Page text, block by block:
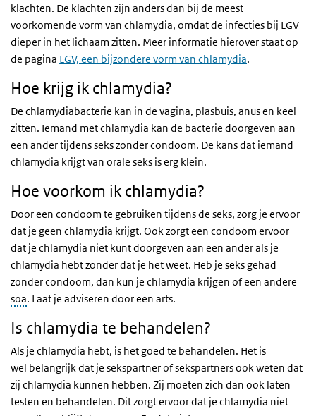
klachten. De klachten zijn anders dan bij de meest
voorkomende vorm van chlamydia, omdat de infecties bij LGV
dieper in het lichaam zitten. Meer informatie hierover staat op
de pagina LGV, een bijzondere vorm van chlamydia.
Hoe krijg ik chlamydia?
De chlamydiabacterie kan in de vagina, plasbuis, anus en keel
zitten. Iemand met chlamydia kan de bacterie doorgeven aan
een ander tijdens seks zonder condoom. De kans dat iemand
chlamydia krijgt van orale seks is erg klein.
Hoe voorkom ik chlamydia?
Door een condoom te gebruiken tijdens de seks, zorg je ervoor
dat je geen chlamydia krijgt. Ook zorgt een condoom ervoor
dat je chlamydia niet kunt doorgeven aan een ander als je
chlamydia hebt zonder dat je het weet. Heb je seks gehad
zonder condoom, dan kun je chlamydia krijgen of een andere
soa. Laat je adviseren door een arts.
Is chlamydia te behandelen?
Als je chlamydia hebt, is het goed te behandelen. Het is
wel belangrijk dat je sekspartner of sekspartners ook weten dat
zij chlamydia kunnen hebben. Zij moeten zich dan ook laten
testen en behandelen. Dit zorgt ervoor dat je chlamydia niet